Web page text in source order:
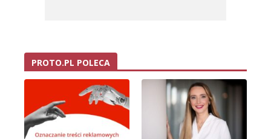
PROTO.PL POLECA